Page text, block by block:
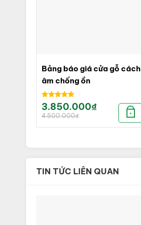
Bảng báo giá cửa gỗ cách
âm chống ồn
Được xếp
hạng5.00
5 sao
4.500.000₫
Giá
gốc
là:
3.850.000₫
Giá
hiện
tại
3.850.000₫.
+
TIN TỨC LIÊN QUAN